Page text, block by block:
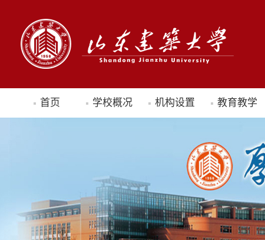
首页 学校概况 机构设置 教育教学